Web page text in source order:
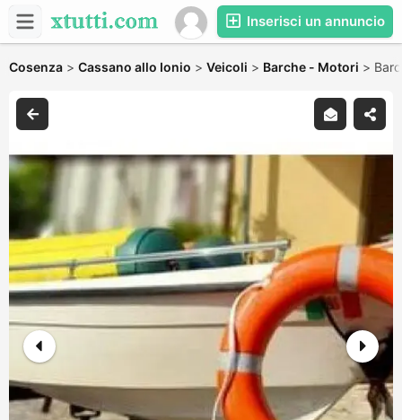
Inserisci un annuncio
Cosenza > Cassano allo Ionio > Veicoli > Barche - Motori >